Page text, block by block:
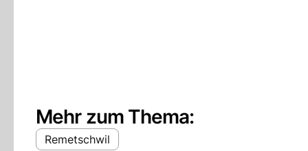
Mehr zum Thema:
Remetschwil